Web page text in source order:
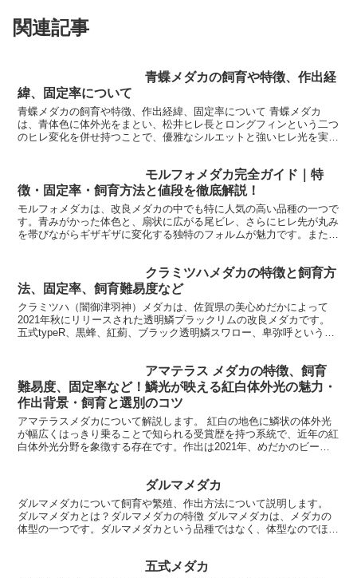
関連記事
青蝶メダカの飼育や特徴、作出経
緯、固定率について
青蝶メダカの飼育や特徴、作出経緯、固定率について 青蝶メダカ
は、青体色に体外光をまとい、松井ヒレ長とロングフィンという二つ
のヒレ変化を併せ持つことで、優雅なシルエットと強いヒレ光を実現
モルフォメダカ完全ガイド｜特
徴・固定率・飼育方法と値段を徹底解説！
モルフォメダカは、改良メダカの中でも特に人気の高い品種の一つで
す。青みがかった体色と、扇状に広がる尾ビレ、さらにヒレ先が丸み
を帯びながらギザギザに変化する独特のフォルムが魅力です。また、
クラミツハメダカの特徴と飼育方
法、固定率、飼育難易度など
クラミツハ（闇御津羽神）メダカは、佐賀県の美心めだかによって
2021年秋にリリースされた透明鱗ブラックリムの改良メダカです。
五式typeR、黒蜂、紅薊、ブラック透明鱗スワロー、卑弥呼という5
アマテラス メダカの特徴、飼育
難易度、固定率など！鱗光が映える紅白体外光の魅力・
作出背景・飼育と選別のコツ
アマテラスメダカについて解説します。 紅白の地色に鱗状の体外光
が幅広くはっきり乗ることで知られる受賞歴を持つ系統で、近年の紅
白体外光分野を象徴する存在です。作出は2021年、めだかのビーン
ダルマメダカ
ダルマメダカについて飼育や繁殖、作出方法について説明します。
ダルマメダカとは？ダルマメダカの特徴 ダルマメダカは、メダカの
体型の一つです。ダルマメダカという品種ではなく、体型なのでほか
五式メダカ